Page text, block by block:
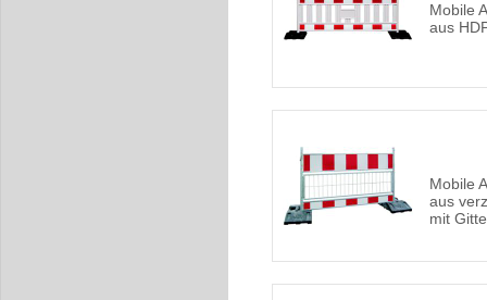
Mobile
aus
Mobile
aus
mit